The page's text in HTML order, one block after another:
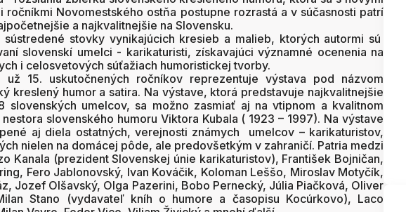
ročníkmi Novomestského ostňa postupne rozrastá a v súčasnosti patrí
a najkvalitnejšie na Slovensku.
sústredené stovky vynikajúcich kresieb a malieb, ktorých autormi sú
slovenskí umelci - karikaturisti, získavajúci významné ocenenia na
i celosvetových súťažiach humoristickej tvorby.
15. uskutočnených ročníkov reprezentuje výstava pod názvom
kreslený humor a satira. Na výstave, ktorá predstavuje najkvalitnejšie
slovenských umelcov, sa možno zasmiať aj na vtipnom a kvalitnom
slovenského humoru Viktora Kubala ( 1923 – 1997). Na výstave
aj diela ostatných, verejnosti známych umelcov – karikaturistov,
nielen na domácej pôde, ale predovšetkým v zahraničí. Patria medzi
Kanala (prezident Slovenskej únie karikaturistov), František Bojničan,
Fero Jablonovský, Ivan Kováčik, Koloman Leššo, Miroslav Motyčík,
Jozef Olšavský, Olga Pazerini, Bobo Pernecký, Júlia Piačková, Oliver
Stano (vydavateľ kníh o humore a časopisu Kocúrkovo), Laco